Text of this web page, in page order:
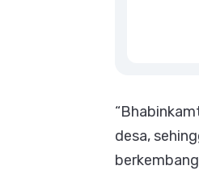
desa,